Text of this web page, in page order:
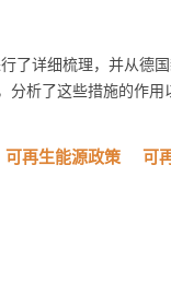
了详细梳理，并从德
析了这些措施的作
可再生能源政策 可